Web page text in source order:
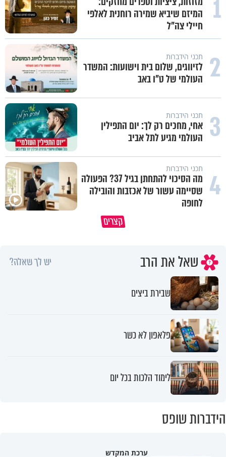
1
המיזם שיביא שמירה רוחנית לאלפי
חיילי צה"ל
2 תכני הידברות
לזיווגים, שלום בית וישועות: המשדר
העולמי של ט"ו באב
3 תכני הידברות
אחי, מחכים רק לך: יום התפילין
העולמי מגיע לתל אביב
4 תכני הידברות
מה הסיכוי להתחתן בגיל 37? הפעולה
שסיימה עשור של אכזבות והובילה
לחופה
קצרים
כל אחד מאיתנו הוא עולם ומלואו
למה אנחנו לא רואים את
שאל את הרב יש לך שאלה?
שבירת ביצים
פלאפון לא כשר
לימוד הלכות בכל יום
הידברות שופס
ערכת המקדש